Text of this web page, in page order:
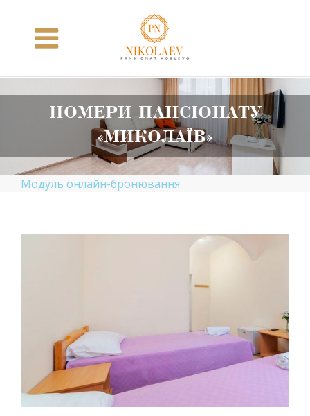
content
НОМЕРИ ПАНСІОНАТУ
«МИКОЛАЇВ»
Модуль онлайн-бронювання